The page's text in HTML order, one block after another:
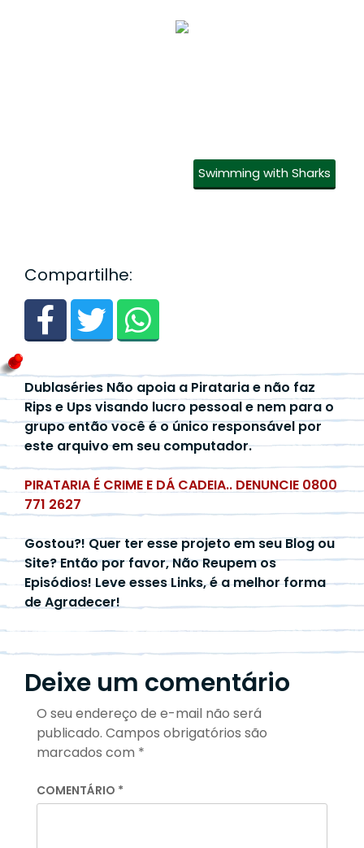
Swimming with Sharks
Compartilhe:
Dublaséries Não apoia a Pirataria e não faz
Rips e Ups visando lucro pessoal e nem para o
grupo então você é o único responsável por
este arquivo em seu computador.
PIRATARIA É CRIME E DÁ CADEIA.. DENUNCIE 0800
771 2627
Gostou?! Quer ter esse projeto em seu Blog ou
Site? Então por favor, Não Reupem os
Episódios! Leve esses Links, é a melhor forma
de Agradecer!
Deixe um comentário
O seu endereço de e-mail não será
publicado. Campos obrigatórios são
marcados com *
COMENTÁRIO *